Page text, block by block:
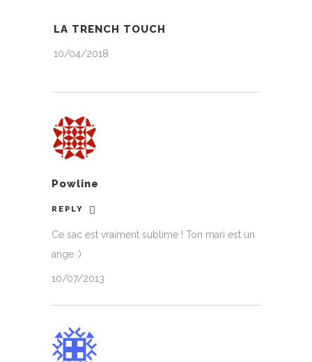
LA TRENCH TOUCH
10/04/2018
Powline
REPLY
Ce sac est vraiment sublime ! Ton mari est un
ange :)
10/07/2013